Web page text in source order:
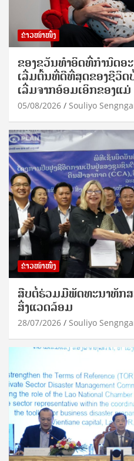
ຂ່າວໜ້າໜຶ່ງ
ຂອງຂວັນທໍາອິດທີ່ກໍານົດອ
ເລີ່ມຕົ້ນທີ່ດີທີ່ສຸດຂອງຊີວິດ
ເລີ່ມຈາກອ້ອມເອິກຂອງແມ່
05/08/2026 Souliyo
ຂ່າວໜ້າໜຶ່ງ
ສືບຕໍ່ຮ່ວມມືພັດທະນາທັກ
ສິ່ງແວດລ້ອມ
28/07/2026 Souliyo